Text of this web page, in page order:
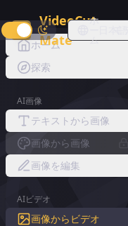
VideoCut
Mate
ホ
ム
ホーム
探索
AI画像
テキストから画像
画像から画像
画像を編集
AIビデオ
画像からビデオ